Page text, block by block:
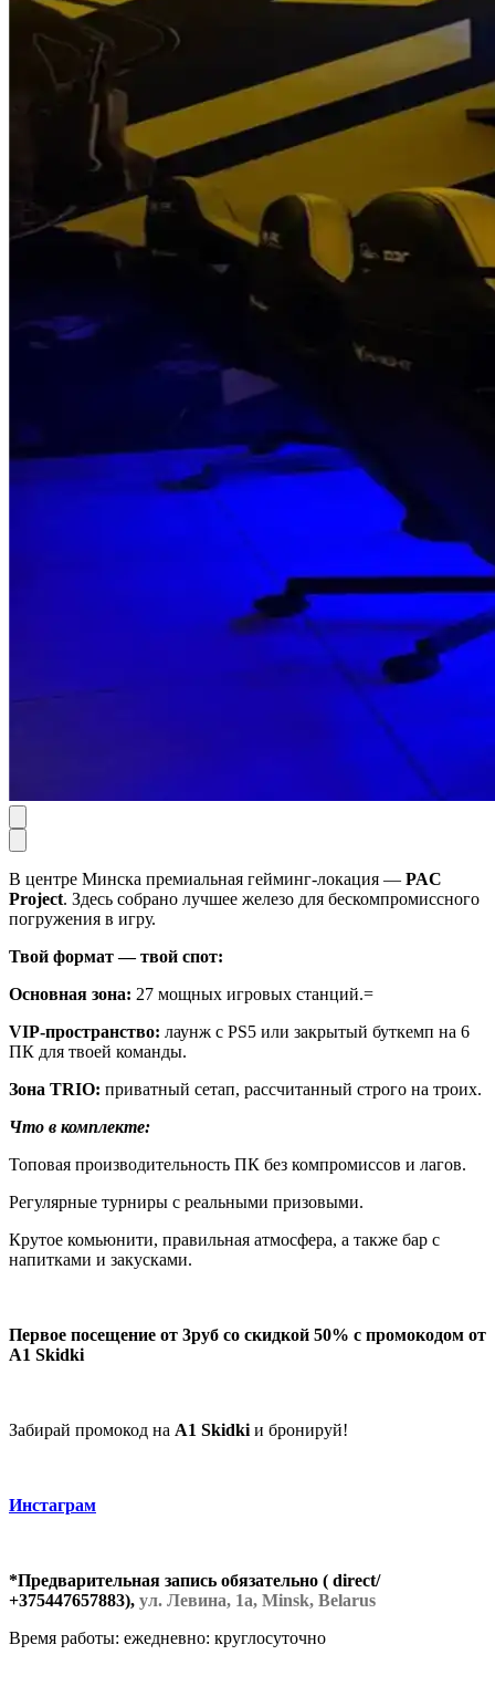
В центре Минска премиальная гейминг-локация — PAC
Project. Здесь собрано лучшее железо для бескомпромиссного
погружения в игру.
Твой формат — твой спот:
Основная зона: 27 мощных игровых станций.=
VIP-пространство: лаунж с PS5 или закрытый буткемп на 6
ПК для твоей команды.
Зона TRIO: приватный сетап, рассчитанный строго на троих.
Что в комплекте:
Топовая производительность ПК без компромиссов и лагов.
Регулярные турниры с реальными призовыми.
Крутое комьюнити, правильная атмосфера, а также бар с
напитками и закусками.
Первое посещение от 3руб со скидкой 50% с промокодом от
А1 Skidki
Забирай промокод на A1 Skidki и бронируй!
Инстаграм
*Предварительная запись обязательно ( direct/
+375447657883), ул. Левина, 1а, Minsk, Belarus
Время работы: ежедневно: круглосуточно